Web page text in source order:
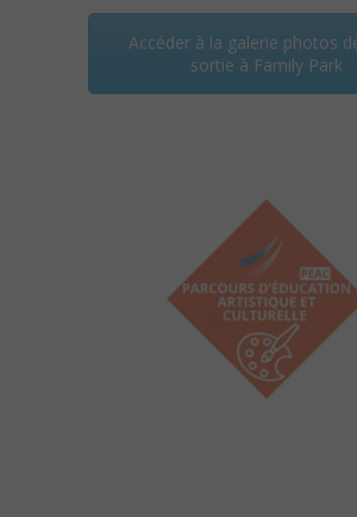
Accéder à la galerie photos
sortie à Family Park